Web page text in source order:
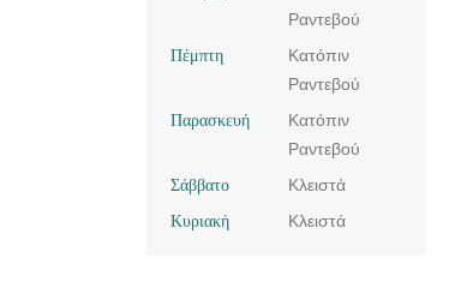
Ραντεβού
Πέμπτη
Κατόπιν
Ραντεβού
Παρασκευή
Κατόπιν
Ραντεβού
Σάββατο
Κλειστά
Κυριακή
Κλειστά